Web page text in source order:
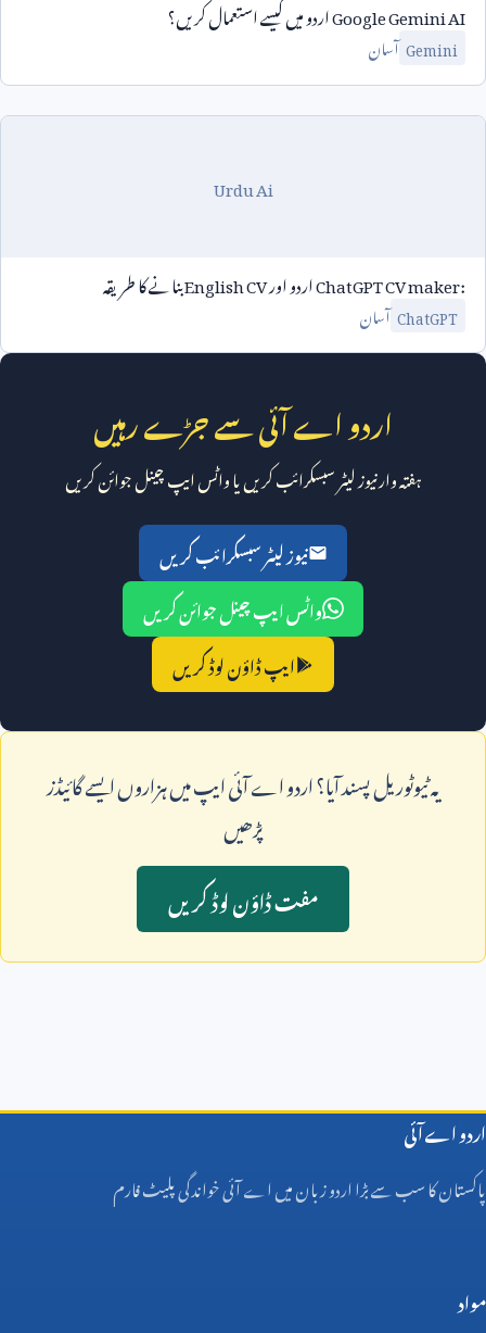
Google Gemini AIاردو میں کیسے استعمال کریں؟
Geminiآسان
Urdu Ai
ChatGPT CV maker:اردو اورEnglish CVبنانے کا طریقہ
ChatGPTآسان
اردو اے آئی سے جڑے رہیں
ہفتہ وار نیوز لیٹر سبسکرائب کریں یا واٹس ایپ چینل جوائن کریں
نیوز لیٹر سبسکرائب کریں
واٹس ایپ چینل جوائن کریں
ایپ ڈاؤن لوڈ کریں
يہ ٹيوٹوريل پسند آيا؟ اردو اے آئی ايپ ميں ہزاروں ايسے گائيڈز
پڑھيں
مفت ڈاؤن لوڈ کريں
اردو اے آئی
پاکستان کا سب سے بڑا اردو زبان میں اے آئی خواندگی پلیٹ فارم
مواد